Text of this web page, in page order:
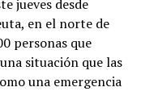
de hostilidad
y
Argentina
la revisión del
jueves desde
en el norte de
personas que
situación que las
una emergencia